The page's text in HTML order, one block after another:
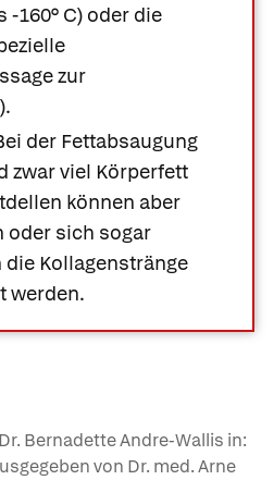
160° C) oder die
zur
der Fettabsaugung
zwar viel Körperfett
können aber
oder sich sogar
Kollagenstränge
werden.
Bernadette Andre-Wallis in:
von Dr. med. Arne